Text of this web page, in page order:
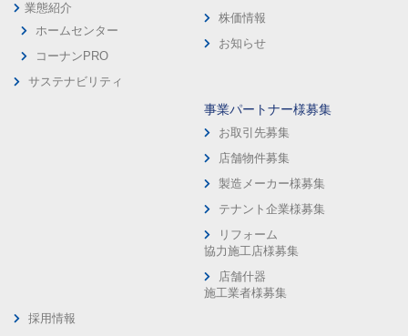
業態紹介
ホームセンター
コーナンPRO
サステナビリティ
株価情報
お知らせ
事業パートナー様募集
お取引先募集
店舗物件募集
製造メーカー様募集
テナント企業様募集
リフォーム
協力施工店様募集
店舗什器
施工業者様募集
採用情報